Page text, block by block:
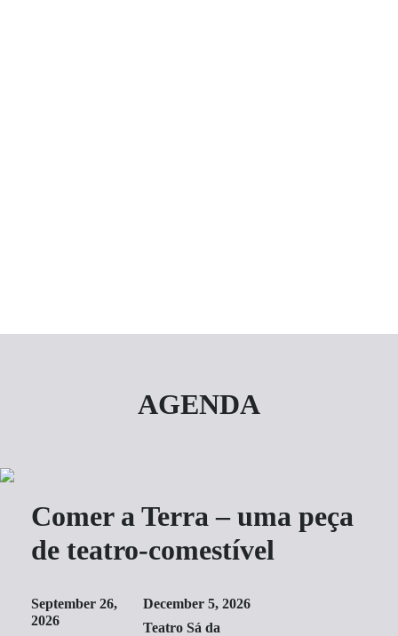
AGENDA
Comer a Terra – uma peça
de teatro-comestível
September 26,
2026
December 5, 2026
Teatro Sá da